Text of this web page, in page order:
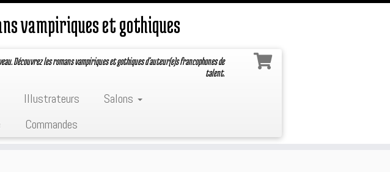
vampiriques et gothiques
Découvrez les romans vampiriques et gothiques d'auteur(e)s francophones de
talent.
Illustrateurs
Salons
Commandes